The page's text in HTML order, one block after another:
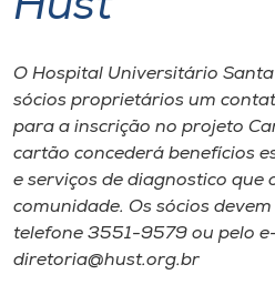
Portal de Ensino
A
Unoesc
Internacionalização
I.nova
O Hospital Universitário
sócios proprietários um
para a inscrição no projeto
cartão concederá benefícios
e serviços de diagnostico que
comunidade. Os sócios
telefone 3551-9579 ou pelo
diretoria@hust.org.br